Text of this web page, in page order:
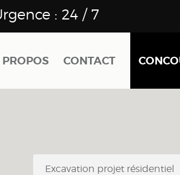
: 24 / 7
CONTACT
Excavation projet résidentiel